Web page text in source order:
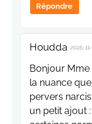
Répondre
Houdda 2025-
Bonjour Mme
la nuance
pervers
un petit ajout